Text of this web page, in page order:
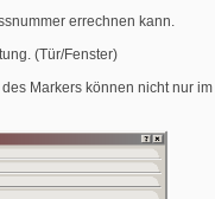
errechnen kann.
(Tür/Fenster)
Markers können nicht nur